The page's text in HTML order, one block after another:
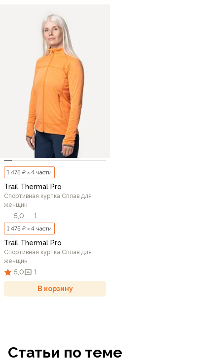
1 475 ₽ × 4 части
Trail Thermal Pro
Спортивная куртка Сплав для
женщин
5,0 1
1 475 ₽ × 4 части
Trail Thermal Pro
Спортивная куртка Сплав для
женщин
5,0 1
В корзину
Статьи по теме